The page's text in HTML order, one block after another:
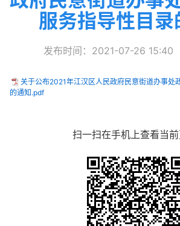
服务指导性目录
发布时间：2021-07-26 15:40
关于公布2021年江汉区人民政府民意街道办事处
的通知.pdf
扫一扫在手机上查看当